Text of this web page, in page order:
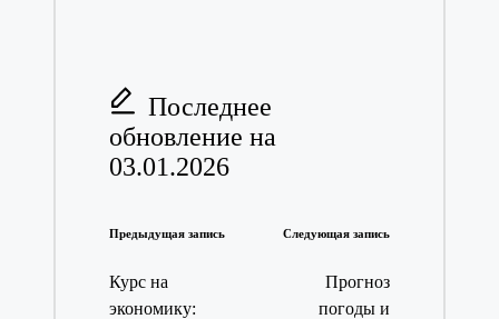
Последнее
обновление на
03.01.2026
Навигация
записи
Предыдущая запись
Курс на
экономику:
Следующая запись
Прогноз
погоды и